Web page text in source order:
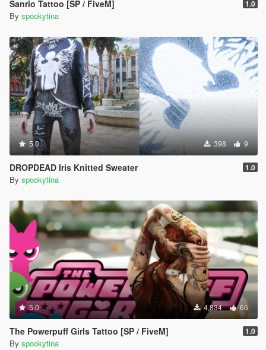
Sanrio Tattoo [SP / FiveM] 1.0
By spookytina
5.0 398 9
DROPDEAD Iris Knitted Sweater 1.0
By spookytina
5.0 4,834 66
The Powerpuff Girls Tattoo [SP / FiveM] 1.0
By spookytina